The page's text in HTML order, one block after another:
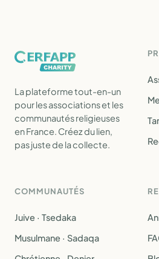
La plateforme tout-en-un
pour les associations et les
communautés religieuses
en France. Créez du lien,
pas juste de la collecte.
COMMUNAUTÉS
Juive · Tsedaka
Musulmane · Sadaqa